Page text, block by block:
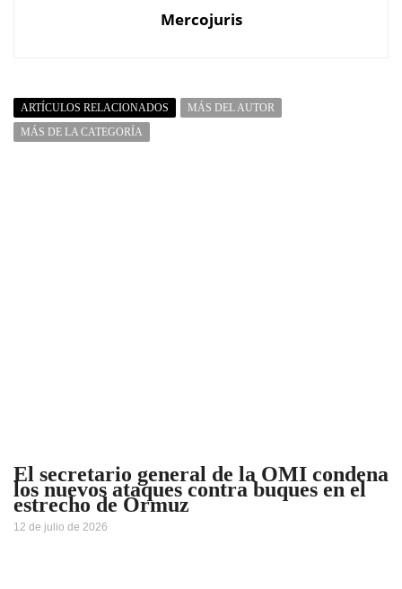
Mercojuris
ARTÍCULOS RELACIONADOS
MÁS DEL AUTOR
MÁS DE LA CATEGORÍA
El secretario general de la OMI condena
los nuevos ataques contra buques en el
estrecho de Ormuz
12 de julio de 2026